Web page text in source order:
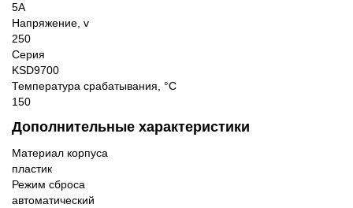
5A
Напряжение, v
250
Серия
KSD9700
Температура срабатывания, °C
150
Дополнительные характеристики
Материал корпуса
пластик
Режим сброса
автоматический